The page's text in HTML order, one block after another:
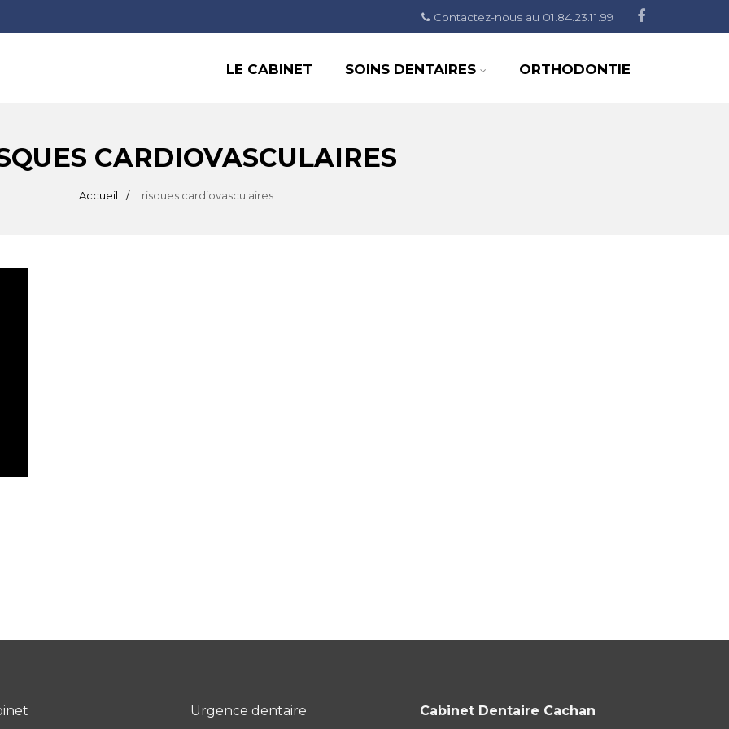
Contactez-nous au 01.84.23.11.99
LE CABINET SOINS DENTAIRES ORTHODONTIE
CARDIOVASCULAIRES
Accueil risques cardiovasculaires
Urgence dentaire
Cabinet Dentaire Cachan